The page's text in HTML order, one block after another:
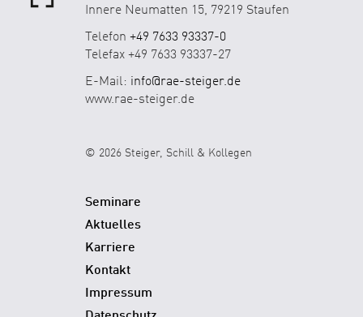
Innere Neumatten 15, 79219 Staufen
Telefon +49 7633 93337-0
Telefax +49 7633 93337-27
E-Mail: info@rae-steiger.de
www.rae-steiger.de
© 2026 Steiger, Schill & Kollegen
Seminare
Aktuelles
Karriere
Kontakt
Impressum